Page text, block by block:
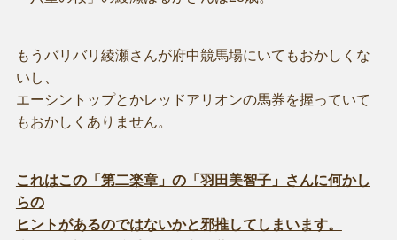
もうバリバリ綾瀬さんが府中競馬場にいてもおかしくな
いし、
エーシントップとかレッドアリオンの馬券を握っていて
もおかしくありません。
これはこの「第二楽章」の「羽田美智子」さんに何かし
らの
ヒントがあるのではないかと邪推してしまいます。